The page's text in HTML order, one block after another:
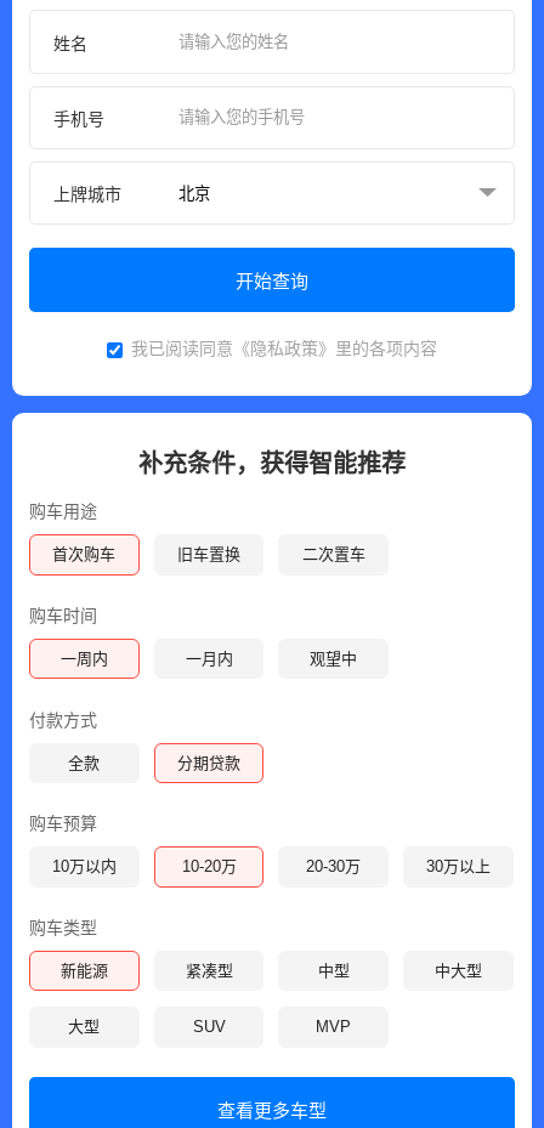
姓名
手机号
上牌城市
开始查询
我已阅读同意 《隐私政策》 里的各项内容
补充条件，获得智能推荐
购车用途
首次购车 旧车置换 二次置车
购车时间
一周内 一月内 观望中
付款方式
全款 分期贷款
购车预算
10万以内 10-20万 20-30万 30万以上
购车类型
新能源 紧凑型 中型 中大型
大型 SUV MVP
查看更多车型